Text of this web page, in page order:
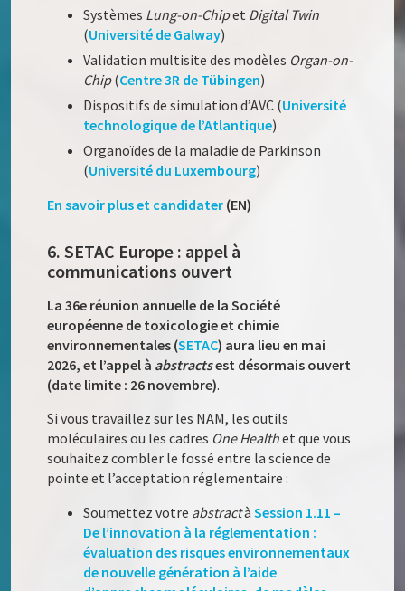
Systèmes Lung-on-Chipet Digital Twin
(Université de Galway)
Validation multisite des modèles Organ-on-
Chip(Centre 3R de Tübingen)
Dispositifs de simulation d’AVC (Université
technologique de l’Atlantique)
Organoïdes de la maladie de Parkinson
(Université du Luxembourg)
En savoir plus et candidater (EN)
6. SETAC Europe : appel à
communications ouvert
La 36e réunion annuelle de la Société
européenne de toxicologie et chimie
environnementales (SETAC) aura lieu en mai
2026, et l’appel à abstractsest désormais ouvert
(date limite : 26 novembre).
Si vous travaillez sur les NAM, les outils
moléculaires ou les cadres One Healthet que vous
souhaitez combler le fossé entre la science de
pointe et l’acceptation réglementaire :
Soumettez votre abstractàSession 1.11 –
De l’innovation à la réglementation :
évaluation des risques environnementaux
de nouvelle génération à l’aide